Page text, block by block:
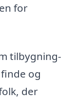
for
tilbygning-
og
der